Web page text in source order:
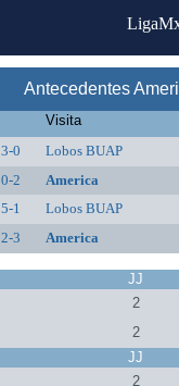
Antecedentes
Visita
3-0 Lobos BUAP
0-2 America
5-1 Lobos BUAP
2-3 America
JJ
2
2
JJ
2